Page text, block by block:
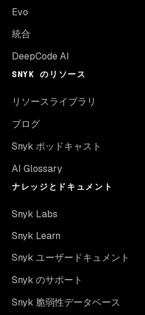
Evo
統合
DeepCode AI
SNYK のリソース
リソースライブラリ
ブログ
Snyk ポッドキャスト
AI Glossary
ナレッジとドキュメント
Snyk Labs
Snyk Learn
Snyk ユーザードキュメント
Snyk のサポート
Snyk 脆弱性データベース